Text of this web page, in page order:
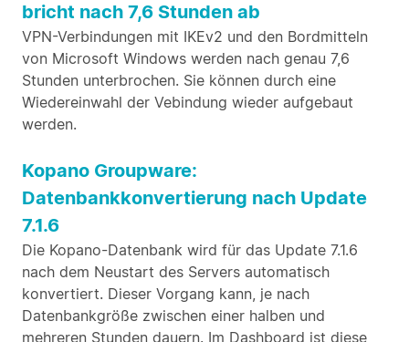
bricht nach 7,6 Stunden ab
VPN-Verbindungen mit IKEv2 und den Bordmitteln
von Microsoft Windows werden nach genau 7,6
Stunden unterbrochen. Sie können durch eine
Wiedereinwahl der Vebindung wieder aufgebaut
werden.
Kopano Groupware:
Datenbankkonvertierung nach Update
7.1.6
Die Kopano-Datenbank wird für das Update 7.1.6
nach dem Neustart des Servers automatisch
konvertiert. Dieser Vorgang kann, je nach
Datenbankgröße zwischen einer halben und
mehreren Stunden dauern. Im Dashboard ist diese